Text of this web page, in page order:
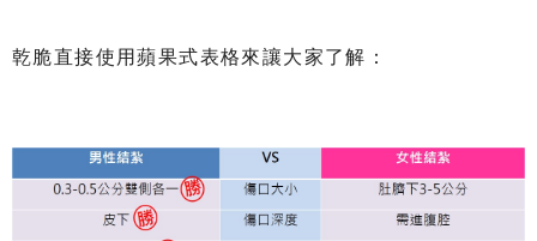
乾脆直接使用蘋果式表格來讓大家了解：